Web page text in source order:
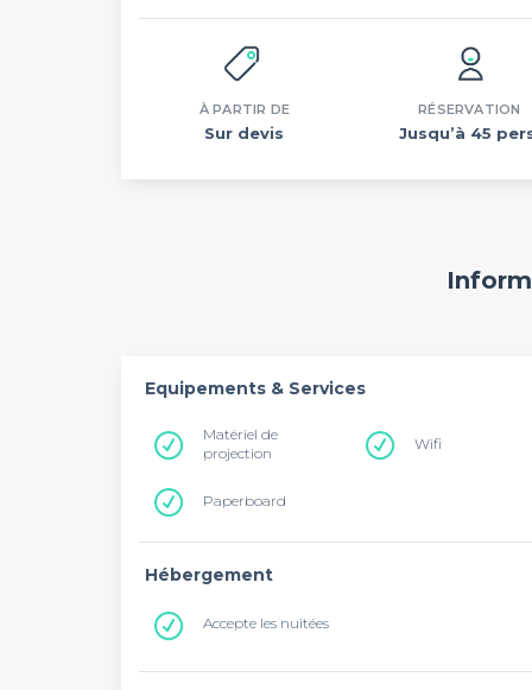
À PARTIR DE
Sur devis
RÉSERVATION
Jusqu’à 45
Equipements & Services
Matériel de
projection
Wifi
Paperboard
Hébergement
Accepte les nuitées